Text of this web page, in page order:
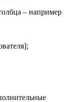
– например